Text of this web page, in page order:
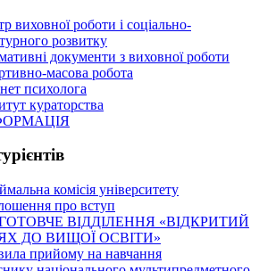
виховної роботи і соціально-
розвитку
документи з виховної роботи
масова робота
психолога
кураторства
комісія університету
про вступ
ВІДДІЛЕННЯ «ВІДКРИТИЙ
ДО ВИЩОЇ ОСВІТИ»
прийому на навчання